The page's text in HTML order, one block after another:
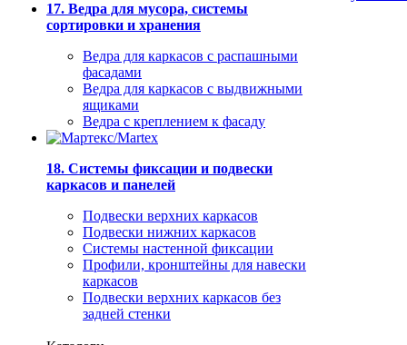
17. Ведра для мусора, системы
сортировки и хранения
Ведра для каркасов с распашными
фасадами
Ведра для каркасов с выдвижными
ящиками
Ведра с креплением к фасаду
18. Системы фиксации и подвески
каркасов и панелей
Подвески верхних каркасов
Подвески нижних каркасов
Системы настенной фиксации
Профили, кронштейны для навески
каркасов
Подвески верхних каркасов без
задней стенки